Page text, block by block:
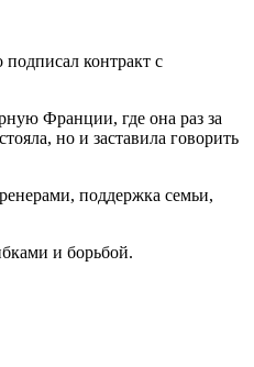
контракт с
Франции, где она раз за
но и заставила говорить
поддержка семьи,
и борьбой.